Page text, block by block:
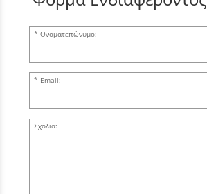
Ονοματεπώνυμο:
Email:
Σχόλια: